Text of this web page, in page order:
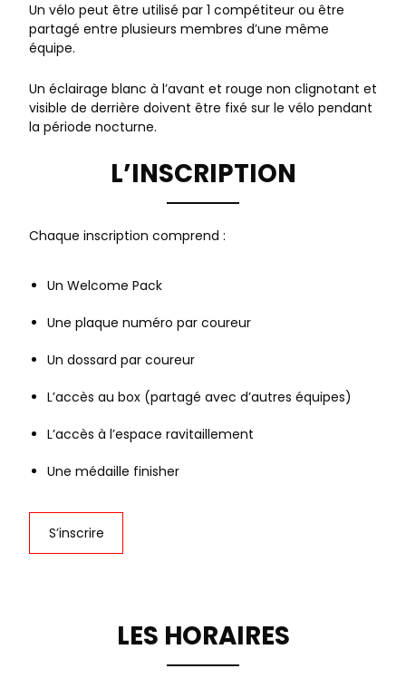
Un vélo peut être utilisé par 1 compétiteur ou être
partagé entre plusieurs membres d’une même
équipe.
Un éclairage blanc à l’avant et rouge non clignotant et
visible de derrière doivent être fixé sur le vélo pendant
la période nocturne.
L’INSCRIPTION
Chaque inscription comprend :
Un Welcome Pack
Une plaque numéro par coureur
Un dossard par coureur
L’accès au box (partagé avec d’autres équipes)
L’accès à l’espace ravitaillement
Une médaille finisher
S’inscrire
LES HORAIRES